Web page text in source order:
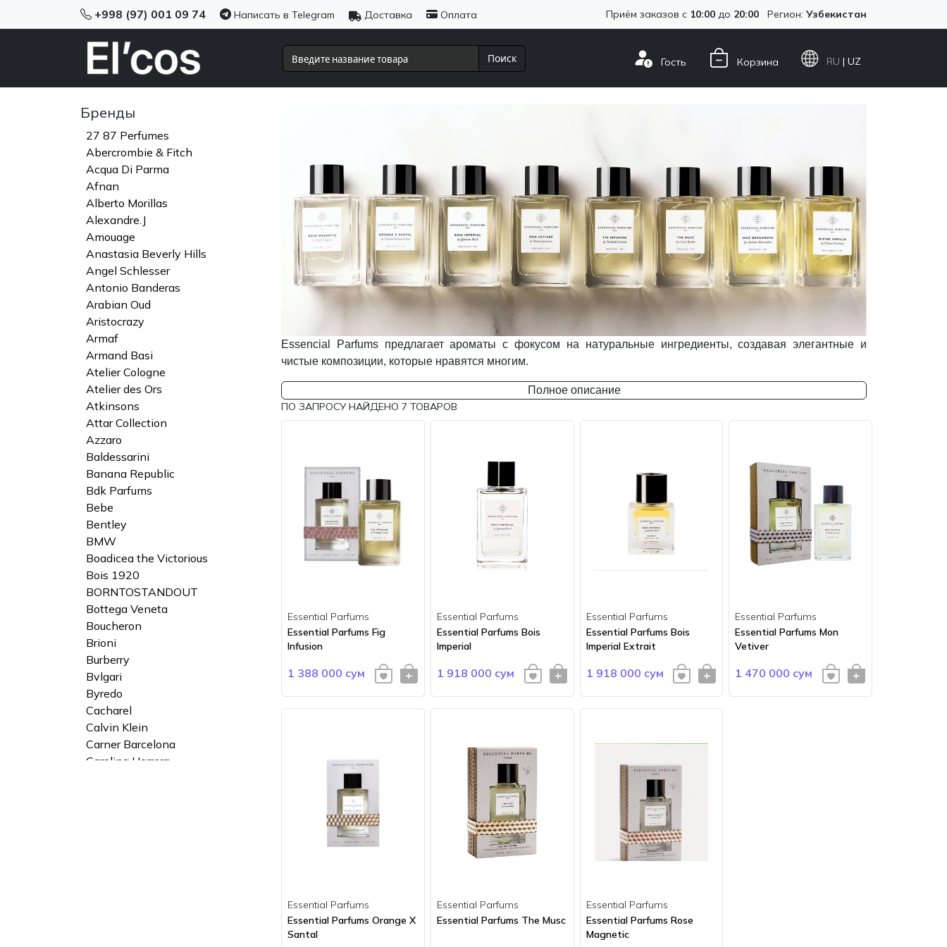
+998 (97) 001 09 74 Написать в Telegram Доставка Оплата Приём заказов с 10:00 до 20:00 Регион: Узбекистан
Поиск Гость Корзина RU | UZ
Бренды
27 87 Perfumes
Abercrombie & Fitch
Acqua Di Parma
Afnan
Alberto Morillas
Alexandre.J
Amouage
Anastasia Beverly Hills
Angel Schlesser
Antonio Banderas
Arabian Oud
Aristocrazy
Armaf
Armand Basi
Atelier Cologne
Atelier des Ors
Atkinsons
Attar Collection
Azzaro
Baldessarini
Banana Republic
Bdk Parfums
Bebe
Bentley
BMW
Boadicea the Victorious
Bois 1920
BORNTOSTANDOUT
Bottega Veneta
Boucheron
Brioni
Burberry
Bvlgari
Byredo
Cacharel
Calvin Klein
Carner Barcelona
Carolina Herrera
Essencial Parfums предлагает ароматы с фокусом на натуральные ингредиенты, создавая элегантные и
чистые композиции, которые нравятся многим.
Полное описание
ПО ЗАПРОСУ НАЙДЕНО 7 ТОВАРОВ
Essential Parfums
Essential Parfums Fig
Infusion
1 388 000 сум
Essential Parfums
Essential Parfums Bois
Imperial
1 918 000 сум
Essential Parfums
Essential Parfums Bois
Imperial Extrait
1 918 000 сум
Essential Parfums
Essential Parfums Mon
Vetiver
1 470 000 сум
Essential Parfums
Essential Parfums Orange X
Santal
Essential Parfums
Essential Parfums The Musc
Essential Parfums
Essential Parfums Rose
Magnetic